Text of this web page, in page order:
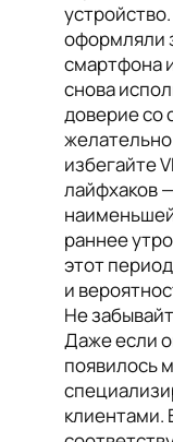
оформляли
смартфона
снова
доверие со
избегайте
лайфхаков
раннее
этот
и
Не
Даже если
появилось
клиентами.